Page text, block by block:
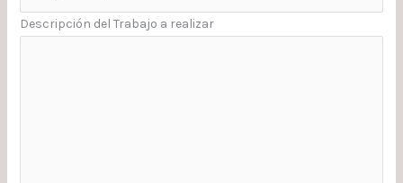
Descripción del Trabajo a realizar